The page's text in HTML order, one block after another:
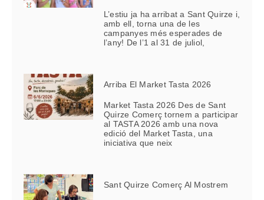
L’estiu ja ha arribat a Sant Quirze i,
amb ell, torna una de les
campanyes més esperades de
l’any! De l’1 al 31 de juliol,
Arriba El Market Tasta 2026
Market Tasta 2026 Des de Sant
Quirze Comerç tornem a participar
al TASTA 2026 amb una nova
edició del Market Tasta, una
iniciativa que neix
Sant Quirze Comerç Al Mostrem